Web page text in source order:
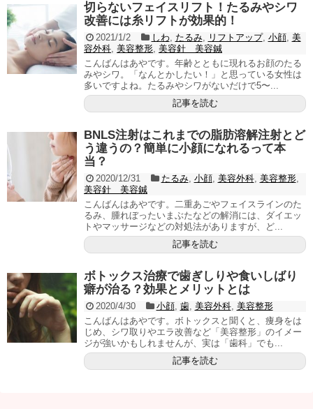
切らないフェイスリフト！たるみやシワ
改善には糸リフトが効果的！
2021/1/2 しわ, たるみ, リフトアップ, 小顔, 美
容外科, 美容整形, 美容針 美容鍼
こんばんはあやです。年齢とともに現れるお顔のたる
みやシワ。「なんとかしたい！」と思っている女性は
多いですよね。たるみやシワがないだけで5〜...
記事を読む
BNLS注射はこれまでの脂肪溶解注射とど
う違うの？簡単に小顔になれるって本
当？
2020/12/31 たるみ, 小顔, 美容外科, 美容整形,
美容針 美容鍼
こんばんはあやです。二重あごやフェイスラインのた
るみ、腫れぼったいまぶたなどの解消には、ダイエッ
トやマッサージなどの対処法がありますが、ど...
記事を読む
ボトックス治療で歯ぎしりや食いしばり
癖が治る？効果とメリットとは
2020/4/30 小顔, 歯, 美容外科, 美容整形
こんばんはあやです。ボトックスと聞くと、痩身をは
じめ、シワ取りやエラ改善など「美容整形」のイメー
ジが強いかもしれませんが、実は「歯科」でも...
記事を読む